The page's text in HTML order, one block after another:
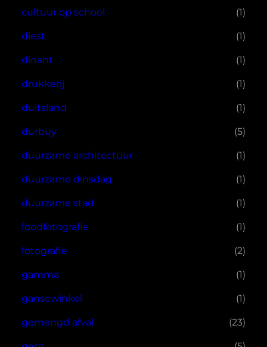
cultuur op school (1)
diest (1)
dinant (1)
drukkerij (1)
duitsland (1)
durbuy (5)
duurzame architectuur (1)
duurzame dinsdag (1)
duurzame stad (1)
foodfotografie (1)
fotografie (2)
gamma (1)
gansewinkel (1)
gemengd afval (23)